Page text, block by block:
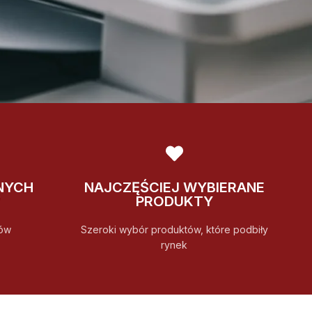
NAJCZĘŚCIEJ WYBIERANE
PRODUKTY
Szeroki wybór produktów, które podbiły
rynek